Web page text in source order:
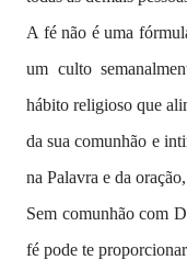
A fé não é uma
um culto
hábito religioso que
da sua comunhão e
na Palavra e da
Sem comunhão com
fé pode te